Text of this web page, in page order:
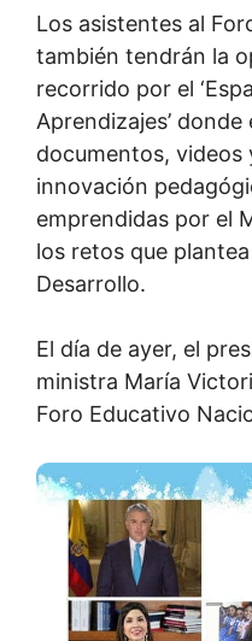
Los asistentes al
también tendrán la
recorrido por el
Aprendizajes’
documentos, videos
innovación
emprendidas por el
los retos que
Desarrollo.
El día de ayer, el
ministra María
Foro Educativo